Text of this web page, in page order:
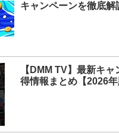
キャンペーンを徹底解
【DMM TV】最新キ
得情報まとめ【2026年